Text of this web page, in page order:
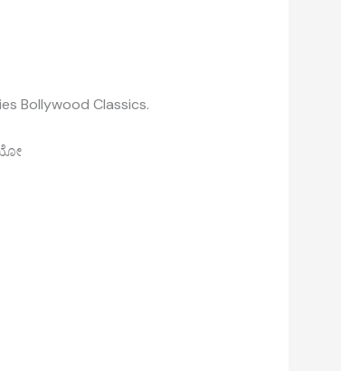
Bollywood Classics.